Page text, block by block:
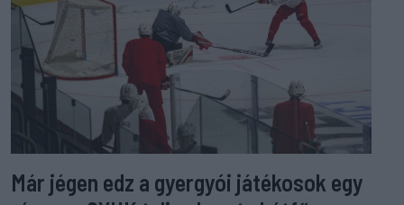
Már jégen edz a gyergyói játékosok egy